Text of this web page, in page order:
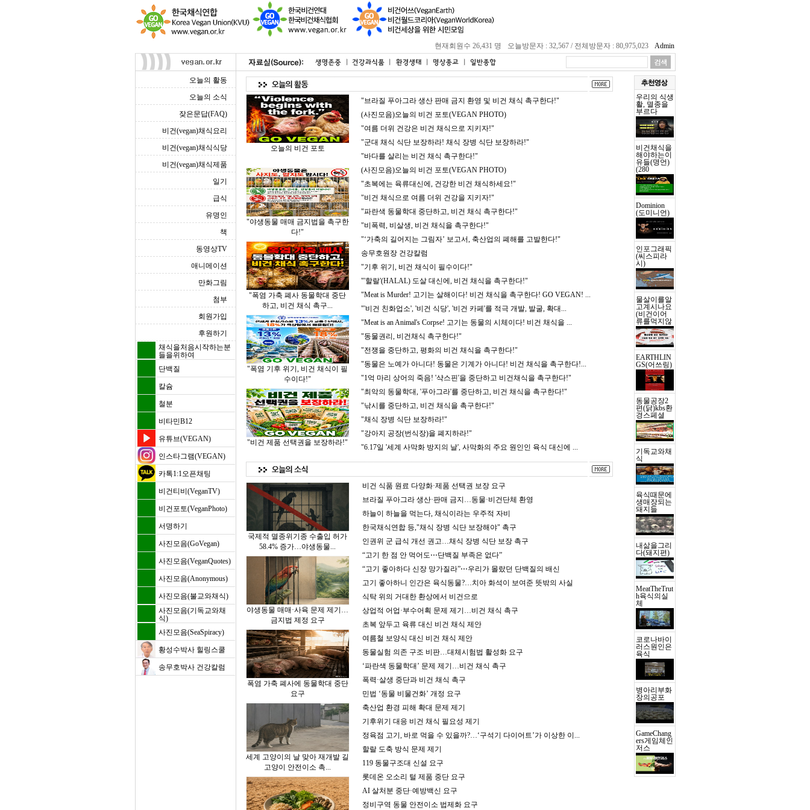
현재회원수 26,431 명 오늘방문자 : 32,567 / 전체방문자 : 80,975,023 Admin
오늘의 활동
오늘의 소식
잦은문답(FAQ)
비건(vegan)채식요리
비건(vegan)채식식당
비건(vegan)채식제품
일기
급식
유명인
책
동영상TV
애니메이션
만화그림
첨부
회원가입
후원하기
채식을처음시작하는분
들을위하여
단백질
칼슘
철분
비타민B12
유튜브(VEGAN)
인스타그램(VEGAN)
카톡1:1오픈채팅
비건티비(VeganTV)
비건포토(VeganPhoto)
서명하기
사진모음(GoVegan)
사진모음(VeganQuotes)
사진모음(Anonymous)
사진모음(불교와채식)
사진모음(기독교와채
식)
사진모음(SeaSpiracy)
황성수박사 힐링스쿨
송무호박사 건강칼럼
오늘의 비건 포토
"야생동물 매매 금지법을 촉구한
다!"
"폭염 가축 폐사 동물학대 중단
하고, 비건 채식 촉구...
"폭염 기후 위기, 비건 채식이 필
수이다!"
"비건 제품 선택권을 보장하라!"
"브라질 푸아그라 생산 판매 금지 환영 및 비건 채식 촉구한다!"
(사진모음)오늘의 비건 포토(VEGAN PHOTO)
"여름 더위 건강은 비건 채식으로 지키자!"
"군대 채식 식단 보장하라! 채식 장병 식단 보장하라!"
"바다를 살리는 비건 채식 촉구한다!"
(사진모음)오늘의 비건 포토(VEGAN PHOTO)
"초복에는 육류대신에, 건강한 비건 채식하세요!"
"비건 채식으로 여름 더위 건강을 지키자!"
"파란색 동물학대 중단하고, 비건 채식 촉구한다!"
"비폭력, 비살생, 비건 채식을 촉구한다!"
"‘가축의 길어지는 그림자’ 보고서, 축산업의 폐해를 고발한다!"
송무호원장 건강칼럼
"기후 위기, 비건 채식이 필수이다!"
"'할랄'(HALAL) 도살 대신에, 비건 채식을 촉구한다!"
"Meat is Murder! 고기는 살해이다! 비건 채식을 촉구한다! GO VEGAN! ...
"'비건 친화업소', '비건 식당', '비건 카페'를 적극 개발, 발굴, 확대 ...
"Meat is an Animal's Corpse! 고기는 동물의 시체이다! 비건 채식을 ...
"동물권리, 비건채식 촉구한다!"
"전쟁을 중단하고, 평화의 비건 채식을 촉구한다!"
"동물은 노예가 아니다! 동물은 기계가 아니다! 비건 채식을 촉구한다!...
"1억 마리 상어의 죽음! '샥스핀'을 중단하고 비건채식을 촉구한다!"
"최악의 동물학대, '푸아그라'를 중단하고, 비건 채식을 촉구한다!"
"낚시를 중단하고, 비건 채식을 촉구한다!"
"채식 장병 식단 보장하라!"
"강아지 공장(번식장)을 폐지하라!"
"6.17일 '세계 사막화 방지의 날', 사막화의 주요 원인인 육식 대신에 ...
국제적 멸종위기종 수출입 허가
58.4% 증가…야생동물...
야생동물 매매·사육 문제 제기…
금지법 제정 요구
폭염 가축 폐사에 동물학대 중단
요구
세계 고양이의 날 맞아 재개발 길
고양이 안전이소 촉...
비건 식품 원료 다양화·제품 선택권 보장 요구
브라질 푸아그라 생산·판매 금지…동물·비건단체 환영
하늘이 하늘을 먹는다, 채식이라는 우주적 자비
한국채식연합 등,"채식 장병 식단 보장해야" 촉구
인권위 군 급식 개선 권고…채식 장병 식단 보장 촉구
“고기 한 점 안 먹어도⋯단백질 부족은 없다”
“고기 좋아하다 신장 망가질라”⋯우리가 몰랐던 단백질의 배신
고기 좋아하니 인간은 육식동물?…치아 화석이 보여준 뜻밖의 사실
식탁 위의 거대한 환상에서 비건으로
상업적 어업·부수어획 문제 제기…비건 채식 촉구
초복 앞두고 육류 대신 비건 채식 제안
여름철 보양식 대신 비건 채식 제안
동물실험 의존 구조 비판…대체시험법 활성화 요구
‘파란색 동물학대’ 문제 제기…비건 채식 촉구
폭력·살생 중단과 비건 채식 촉구
민법 ‘동물 비물건화’ 개정 요구
축산업 환경 피해 확대 문제 제기
기후위기 대응 비건 채식 필요성 제기
정육점 고기, 바로 먹을 수 있을까?…‘구석기 다이어트’가 이상한 이 ...
할랄 도축 방식 문제 제기
119 동물구조대 신설 요구
롯데온 오소리 털 제품 중단 요구
AI 살처분 중단·예방백신 요구
정비구역 동물 안전이소 법제화 요구
우리의 식생
활, 멸종을
부르다
비건채식을
해야하는이
유들(명언)
(280
Dominion
(도미니언)
인포그래픽
(씨스피라
시)
물살이를알
고계시나요
(비건이어
류를먹지않
EARTHLIN
GS(어쓰링)
동물공장2
편(닭)kbs환
경스페셜
기독교와채
식
육식때문에
생매장되는
돼지들
내삶을그리
다(돼지편)
MeatTheTrut
h육식의실
체
코로나바이
러스원인은
육식
병아리부화
장의공포
GameChang
ers게임체인
저스